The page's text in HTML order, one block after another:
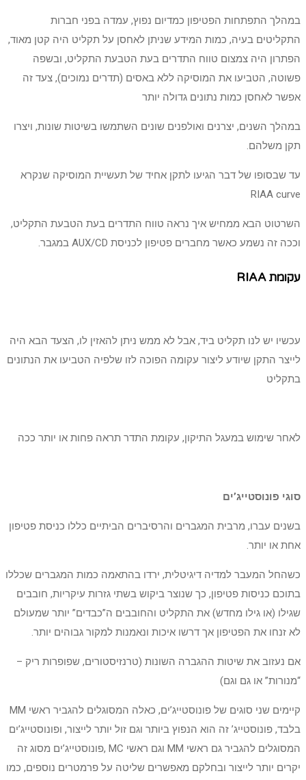
במהלך התפתחות הפטיפון כמדיום נפוץ, עמדה בפני חברות
התקליטים בעיה, כמות המידע שניתן לאחסן על תקליט היה קטן מאוד,
הפתרון היה צמצום טווח התדרים בעת הטבעת התקליט, ובשפה
פשוטה, הטביעו את המוסיקה ללא באסים (תדרים נמוכים), צעד זה
אפשר לאחסן כמות נתונים גדולה יותר
במהלך השנים, יצרנים ואולפנים שונים השתמשו בשיטות שונות, ויצרו
תקן משלהם.
עד שבסופו של דבר הגיעו לתקן אחיד של תעשיית המוסיקה שנקרא
RIAA curve
השרטוט הבא ממחיש איך נראה טווח התדרים בעת הטבעת התקליט,
וככה זה נשמע כאשר מחברים פטיפון לכניסת AUX/CD במגבר.
עקומת RIAA
עכשיו יש לנו תקליט ביד, אבל לא ממש ניתן להאזין לו, הצעד הבא היה
לייצר התקן שיודע ליצור עקומה הפוכה לזו שלפיה הטביעו את הנתונים
בתקליט
לאחר שימוש במעגל התיקון, עקומת התדר תראה פחות או יותר ככה
סוגי פונוסטייג’ים
בשנים עברו, מרבית המגברים והרסיברים הביתיים כללו כניסת פטיפון
אחת או יותר.
כשהחל המעבר למדיה דיגיטלית, ירדו בהתאמה כמות המגברים שכללו
בתוכם כניסות פטיפון, כך שנוצר ביקוש בשתי גזרות עיקריות, חובבים
שגילו (או גילו מחדש) את התקליט והחובבים ה”כבדים” יותר שמעולם
לא זנחו את הפטיפון אך דרשו איכות ונאמנות למקור גבוהים יותר.
אם נעזוב את שיטות ההגברה השונות (טרנזיסטורים, שפופרות ריק –
“מנורות” או גם וגם)
קיימים שני סוגים של פונוסטייג’ים, כאלה המסוגלים להגביר ראשי MM
בלבד, פונוסטייג’ זה הוא הנפוץ ביותר וגם זול יותר לייצור, ופונוסטייג’ים
המסוגלים להגביר גם ראשי MM וגם ראשי MC ,פונוסטייג’ים מסוג זה
יקרים יותר לייצור ובחלקם מאפשרים שליטה על פרמטרים נוספים, כמו